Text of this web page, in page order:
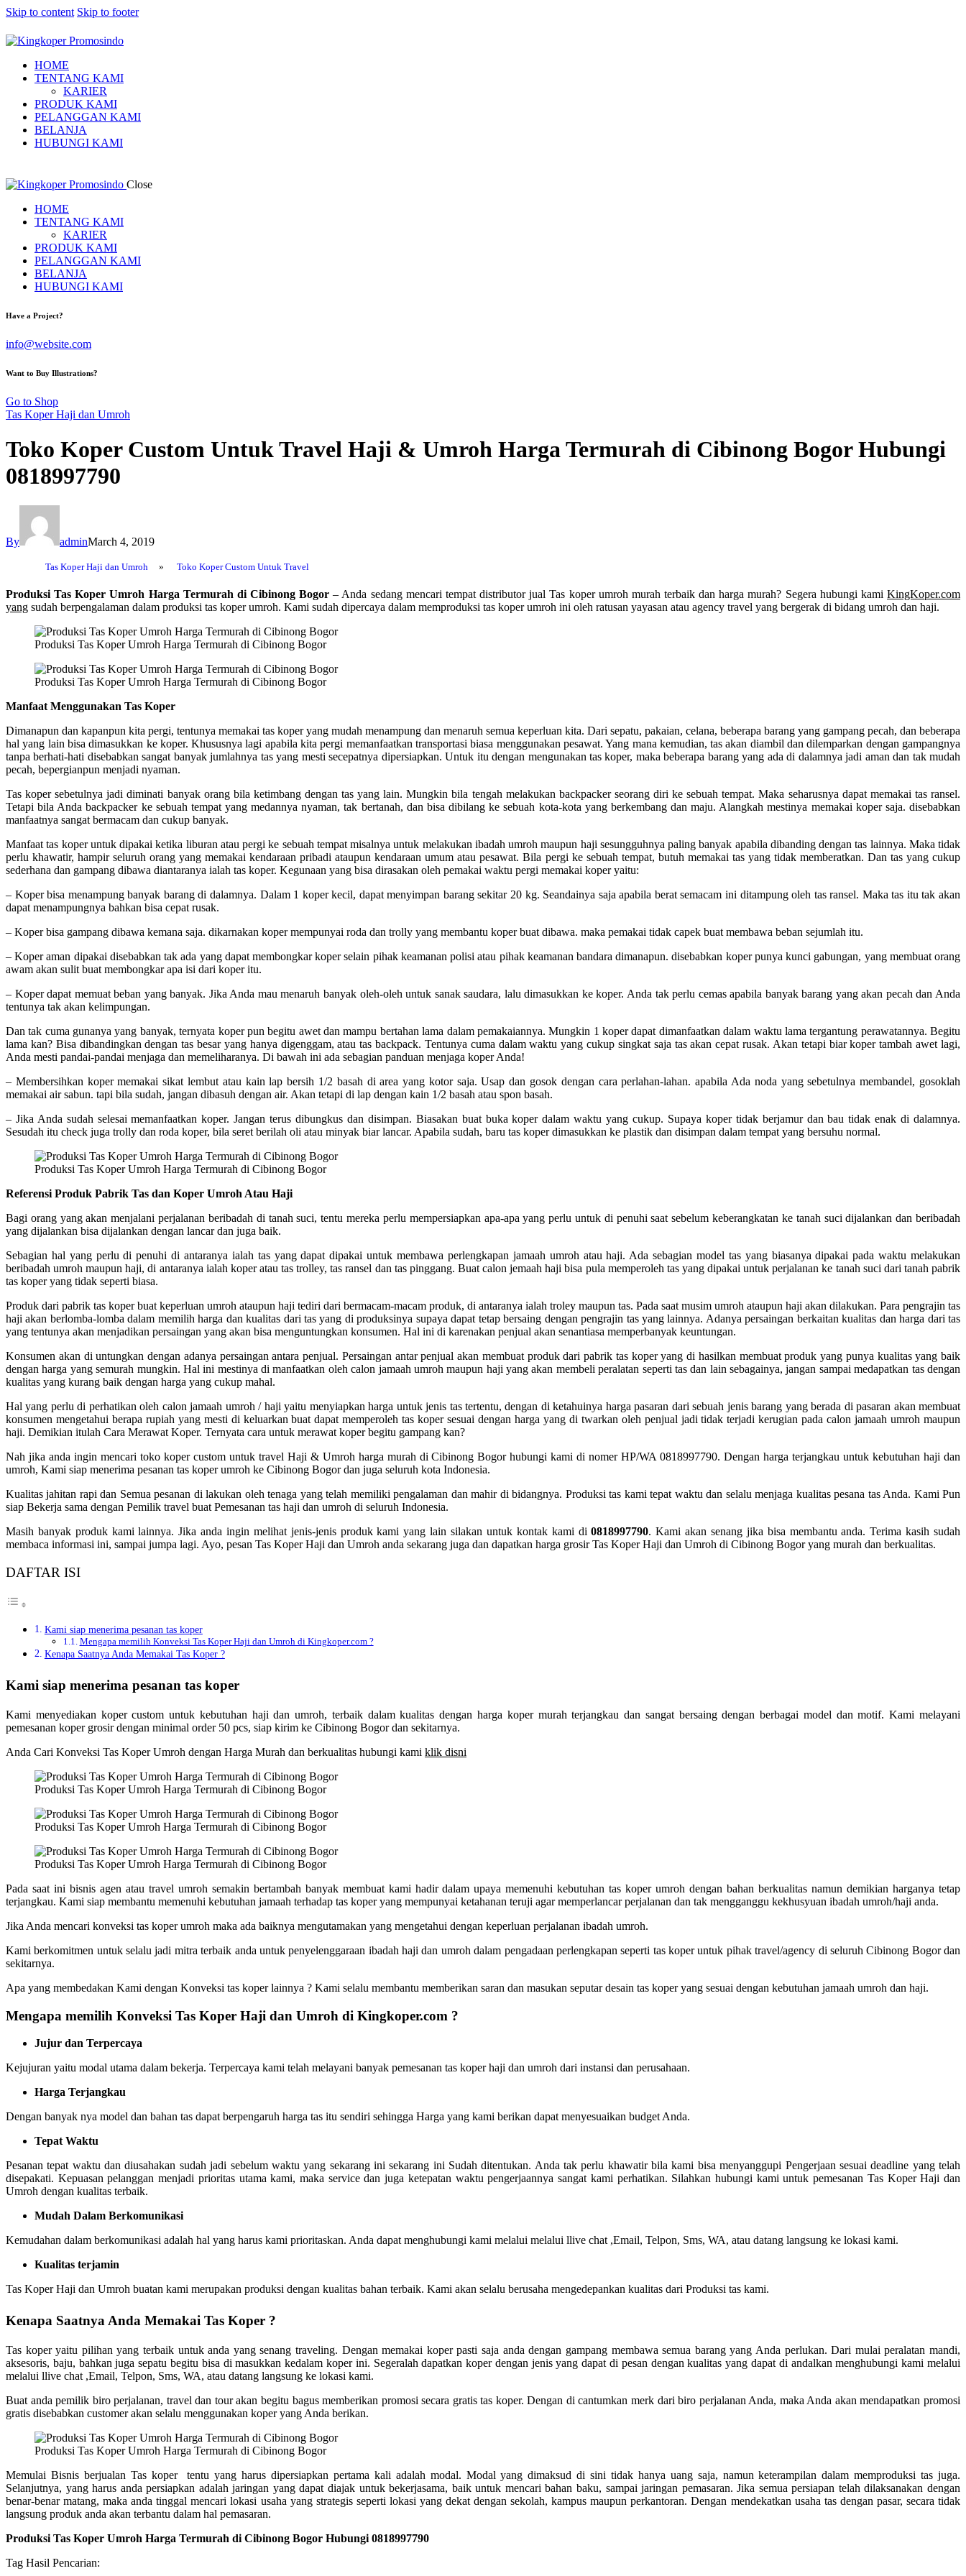
Skip to content Skip to footer
HOME
TENTANG KAMI
KARIER
PRODUK KAMI
PELANGGAN KAMI
BELANJA
HUBUNGI KAMI
Close
HOME
TENTANG KAMI
KARIER
PRODUK KAMI
PELANGGAN KAMI
BELANJA
HUBUNGI KAMI
Have a Project?
info@website.com
Want to Buy Illustrations?
Go to Shop
Tas Koper Haji dan Umroh
Toko Koper Custom Untuk Travel Haji & Umroh Harga Termurah di Cibinong Bogor Hubungi
0818997790
By adminMarch 4, 2019
Tas Koper Haji dan Umroh » Toko Koper Custom Untuk Travel
Produksi Tas Koper Umroh Harga Termurah di Cibinong Bogor – Anda sedang mencari tempat distributor jual Tas koper umroh murah terbaik dan harga murah? Segera hubungi kamiKingKoper.com
yang sudah berpengalaman dalam produksi tas koper umroh. Kami sudah dipercaya dalam memproduksi tas koper umroh ini oleh ratusan yayasan atau agency travel yang bergerak di bidang umroh dan haji.
Produksi Tas Koper Umroh Harga Termurah di Cibinong Bogor
Produksi Tas Koper Umroh Harga Termurah di Cibinong Bogor
Manfaat Menggunakan Tas Koper
Dimanapun dan kapanpun kita pergi, tentunya memakai tas koper yang mudah menampung dan menaruh semua keperluan kita. Dari sepatu, pakaian, celana, beberapa barang yang gampang pecah, dan beberapa
hal yang lain bisa dimasukkan ke koper. Khususnya lagi apabila kita pergi memanfaatkan transportasi biasa menggunakan pesawat. Yang mana kemudian, tas akan diambil dan dilemparkan dengan gampangnya
tanpa berhati-hati disebabkan sangat banyak jumlahnya tas yang mesti secepatnya dipersiapkan. Untuk itu dengan mengunakan tas koper, maka beberapa barang yang ada di dalamnya jadi aman dan tak mudah
pecah, bepergianpun menjadi nyaman.
Tas koper sebetulnya jadi diminati banyak orang bila ketimbang dengan tas yang lain. Mungkin bila tengah melakukan backpacker seorang diri ke sebuah tempat. Maka seharusnya dapat memakai tas ransel.
Tetapi bila Anda backpacker ke sebuah tempat yang medannya nyaman, tak bertanah, dan bisa dibilang ke sebuah kota-kota yang berkembang dan maju. Alangkah mestinya memakai koper saja. disebabkan
manfaatnya sangat bermacam dan cukup banyak.
Manfaat tas koper untuk dipakai ketika liburan atau pergi ke sebuah tempat misalnya untuk melakukan ibadah umroh maupun haji sesungguhnya paling banyak apabila dibanding dengan tas lainnya. Maka tidak
perlu khawatir, hampir seluruh orang yang memakai kendaraan pribadi ataupun kendaraan umum atau pesawat. Bila pergi ke sebuah tempat, butuh memakai tas yang tidak memberatkan. Dan tas yang cukup
sederhana dan gampang dibawa diantaranya ialah tas koper. Kegunaan yang bisa dirasakan oleh pemakai waktu pergi memakai koper yaitu:
– Koper bisa menampung banyak barang di dalamnya. Dalam 1 koper kecil, dapat menyimpan barang sekitar 20 kg. Seandainya saja apabila berat semacam ini ditampung oleh tas ransel. Maka tas itu tak akan
dapat menampungnya bahkan bisa cepat rusak.
– Koper bisa gampang dibawa kemana saja. dikarnakan koper mempunyai roda dan trolly yang membantu koper buat dibawa. maka pemakai tidak capek buat membawa beban sejumlah itu.
– Koper aman dipakai disebabkan tak ada yang dapat membongkar koper selain pihak keamanan polisi atau pihak keamanan bandara dimanapun. disebabkan koper punya kunci gabungan, yang membuat orang
awam akan sulit buat membongkar apa isi dari koper itu.
– Koper dapat memuat beban yang banyak. Jika Anda mau menaruh banyak oleh-oleh untuk sanak saudara, lalu dimasukkan ke koper. Anda tak perlu cemas apabila banyak barang yang akan pecah dan Anda
tentunya tak akan kelimpungan.
Dan tak cuma gunanya yang banyak, ternyata koper pun begitu awet dan mampu bertahan lama dalam pemakaiannya. Mungkin 1 koper dapat dimanfaatkan dalam waktu lama tergantung perawatannya. Begitu
lama kan? Bisa dibandingkan dengan tas besar yang hanya digenggam, atau tas backpack. Tentunya cuma dalam waktu yang cukup singkat saja tas akan cepat rusak. Akan tetapi biar koper tambah awet lagi,
Anda mesti pandai-pandai menjaga dan memeliharanya. Di bawah ini ada sebagian panduan menjaga koper Anda!
– Membersihkan koper memakai sikat lembut atau kain lap bersih 1/2 basah di area yang kotor saja. Usap dan gosok dengan cara perlahan-lahan. apabila Ada noda yang sebetulnya membandel, gosoklah
memakai air sabun. tapi bila sudah, jangan dibasuh dengan air. Akan tetapi di lap dengan kain 1/2 basah atau spon basah.
– Jika Anda sudah selesai memanfaatkan koper. Jangan terus dibungkus dan disimpan. Biasakan buat buka koper dalam waktu yang cukup. Supaya koper tidak berjamur dan bau tidak enak di dalamnya.
Sesudah itu check juga trolly dan roda koper, bila seret berilah oli atau minyak biar lancar. Apabila sudah, baru tas koper dimasukkan ke plastik dan disimpan dalam tempat yang bersuhu normal.
Produksi Tas Koper Umroh Harga Termurah di Cibinong Bogor
Referensi Produk Pabrik Tas dan Koper Umroh Atau Haji
Bagi orang yang akan menjalani perjalanan beribadah di tanah suci, tentu mereka perlu mempersiapkan apa-apa yang perlu untuk di penuhi saat sebelum keberangkatan ke tanah suci dijalankan dan beribadah
yang dijalankan bisa dijalankan dengan lancar dan juga baik.
Sebagian hal yang perlu di penuhi di antaranya ialah tas yang dapat dipakai untuk membawa perlengkapan jamaah umroh atau haji. Ada sebagian model tas yang biasanya dipakai pada waktu melakukan
beribadah umroh maupun haji, di antaranya ialah koper atau tas trolley, tas ransel dan tas pinggang. Buat calon jemaah haji bisa pula memperoleh tas yang dipakai untuk perjalanan ke tanah suci dari tanah pabrik
tas koper yang tidak seperti biasa.
Produk dari pabrik tas koper buat keperluan umroh ataupun haji tediri dari bermacam-macam produk, di antaranya ialah troley maupun tas. Pada saat musim umroh ataupun haji akan dilakukan. Para pengrajin tas
haji akan berlomba-lomba dalam memilih harga dan kualitas dari tas yang di produksinya supaya dapat tetap bersaing dengan pengrajin tas yang lainnya. Adanya persaingan berkaitan kualitas dan harga dari tas
yang tentunya akan menjadikan persaingan yang akan bisa menguntungkan konsumen. Hal ini di karenakan penjual akan senantiasa memperbanyak keuntungan.
Konsumen akan di untungkan dengan adanya persaingan antara penjual. Persaingan antar penjual akan membuat produk dari pabrik tas koper yang di hasilkan membuat produk yang punya kualitas yang baik
dengan harga yang semurah mungkin. Hal ini mestinya di manfaatkan oleh calon jamaah umroh maupun haji yang akan membeli peralatan seperti tas dan lain sebagainya, jangan sampai medapatkan tas dengan
kualitas yang kurang baik dengan harga yang cukup mahal.
Hal yang perlu di perhatikan oleh calon jamaah umroh / haji yaitu menyiapkan harga untuk jenis tas tertentu, dengan di ketahuinya harga pasaran dari sebuah jenis barang yang berada di pasaran akan membuat
konsumen mengetahui berapa rupiah yang mesti di keluarkan buat dapat memperoleh tas koper sesuai dengan harga yang di twarkan oleh penjual jadi tidak terjadi kerugian pada calon jamaah umroh maupun
haji. Demikian itulah Cara Merawat Koper. Ternyata cara untuk merawat koper begitu gampang kan?
Nah jika anda ingin mencari toko koper custom untuk travel Haji & Umroh harga murah di Cibinong Bogor hubungi kami di nomer HP/WA 0818997790. Dengan harga terjangkau untuk kebutuhan haji dan
umroh, Kami siap menerima pesanan tas koper umroh ke Cibinong Bogor dan juga seluruh kota Indonesia.
Kualitas jahitan rapi dan Semua pesanan di lakukan oleh tenaga yang telah memiliki pengalaman dan mahir di bidangnya. Produksi tas kami tepat waktu dan selalu menjaga kualitas pesana tas Anda. Kami Pun
siap Bekerja sama dengan Pemilik travel buat Pemesanan tas haji dan umroh di seluruh Indonesia.
Masih banyak produk kami lainnya. Jika anda ingin melihat jenis-jenis produk kami yang lain silakan untuk kontak kami di0818997790. Kami akan senang jika bisa membantu anda. Terima kasih sudah
membaca informasi ini, sampai jumpa lagi. Ayo, pesan Tas Koper Haji dan Umroh anda sekarang juga dan dapatkan harga grosir Tas Koper Haji dan Umroh di Cibinong Bogor yang murah dan berkualitas.
DAFTAR ISI
Kami siap menerima pesanan tas koper
Mengapa memilih Konveksi Tas Koper Haji dan Umroh di Kingkoper.com ?
Kenapa Saatnya Anda Memakai Tas Koper ?
Kami siap menerima pesanan tas koper
Kami menyediakan koper custom untuk kebutuhan haji dan umroh, terbaik dalam kualitas dengan harga koper murah terjangkau dan sangat bersaing dengan berbagai model dan motif. Kami melayani
pemesanan koper grosir dengan minimal order 50 pcs, siap kirim ke Cibinong Bogor dan sekitarnya.
Anda Cari Konveksi Tas Koper Umroh dengan Harga Murah dan berkualitas hubungi kami klik disni
Produksi Tas Koper Umroh Harga Termurah di Cibinong Bogor
Produksi Tas Koper Umroh Harga Termurah di Cibinong Bogor
Produksi Tas Koper Umroh Harga Termurah di Cibinong Bogor
Pada saat ini bisnis agen atau travel umroh semakin bertambah banyak membuat kami hadir dalam upaya memenuhi kebutuhan tas koper umroh dengan bahan berkualitas namun demikian harganya tetap
terjangkau. Kami siap membantu memenuhi kebutuhan jamaah terhadap tas koper yang mempunyai ketahanan teruji agar memperlancar perjalanan dan tak mengganggu kekhusyuan ibadah umroh/haji anda.
Jika Anda mencari konveksi tas koper umroh maka ada baiknya mengutamakan yang mengetahui dengan keperluan perjalanan ibadah umroh.
Kami berkomitmen untuk selalu jadi mitra terbaik anda untuk penyelenggaraan ibadah haji dan umroh dalam pengadaan perlengkapan seperti tas koper untuk pihak travel/agency di seluruh Cibinong Bogor dan
sekitarnya.
Apa yang membedakan Kami dengan Konveksi tas koper lainnya ? Kami selalu membantu memberikan saran dan masukan seputar desain tas koper yang sesuai dengan kebutuhan jamaah umroh dan haji.
Mengapa memilih Konveksi Tas Koper Haji dan Umroh di Kingkoper.com ?
Jujur dan Terpercaya
Kejujuran yaitu modal utama dalam bekerja. Terpercaya kami telah melayani banyak pemesanan tas koper haji dan umroh dari instansi dan perusahaan.
Harga Terjangkau
Dengan banyak nya model dan bahan tas dapat berpengaruh harga tas itu sendiri sehingga Harga yang kami berikan dapat menyesuaikan budget Anda.
Tepat Waktu
Pesanan tepat waktu dan diusahakan sudah jadi sebelum waktu yang sekarang ini sekarang ini Sudah ditentukan. Anda tak perlu khawatir bila kami bisa menyanggupi Pengerjaan sesuai deadline yang telah
disepakati. Kepuasan pelanggan menjadi prioritas utama kami, maka service dan juga ketepatan waktu pengerjaannya sangat kami perhatikan. Silahkan hubungi kami untuk pemesanan Tas Koper Haji dan
Umroh dengan kualitas terbaik.
Mudah Dalam Berkomunikasi
Kemudahan dalam berkomunikasi adalah hal yang harus kami prioritaskan. Anda dapat menghubungi kami melalui melalui llive chat ,Email, Telpon, Sms, WA, atau datang langsung ke lokasi kami.
Kualitas terjamin
Tas Koper Haji dan Umroh buatan kami merupakan produksi dengan kualitas bahan terbaik. Kami akan selalu berusaha mengedepankan kualitas dari Produksi tas kami.
Kenapa Saatnya Anda Memakai Tas Koper ?
Tas koper yaitu pilihan yang terbaik untuk anda yang senang traveling. Dengan memakai koper pasti saja anda dengan gampang membawa semua barang yang Anda perlukan. Dari mulai peralatan mandi,
aksesoris, baju, bahkan juga sepatu begitu bisa di masukkan kedalam koper ini. Segeralah dapatkan koper dengan jenis yang dapat di pesan dengan kualitas yang dapat di andalkan menghubungi kami melalui
melalui llive chat ,Email, Telpon, Sms, WA, atau datang langsung ke lokasi kami.
Buat anda pemilik biro perjalanan, travel dan tour akan begitu bagus memberikan promosi secara gratis tas koper. Dengan di cantumkan merk dari biro perjalanan Anda, maka Anda akan mendapatkan promosi
gratis disebabkan customer akan selalu menggunakan koper yang Anda berikan.
Produksi Tas Koper Umroh Harga Termurah di Cibinong Bogor
Memulai Bisnis berjualan Tas koper tentu yang harus dipersiapkan pertama kali adalah modal. Modal yang dimaksud di sini tidak hanya uang saja, namun keterampilan dalam memproduksi tas juga.
Selanjutnya, yang harus anda persiapkan adalah jaringan yang dapat diajak untuk bekerjasama, baik untuk mencari bahan baku, sampai jaringan pemasaran. Jika semua persiapan telah dilaksanakan dengan
benar-benar matang, maka anda tinggal mencari lokasi usaha yang strategis seperti lokasi yang dekat dengan sekolah, kampus maupun perkantoran. Dengan mendekatkan usaha tas dengan pasar, secara tidak
langsung produk anda akan terbantu dalam hal pemasaran.
Produksi Tas Koper Umroh Harga Termurah di Cibinong Bogor Hubungi 0818997790
Tag Hasil Pencarian: